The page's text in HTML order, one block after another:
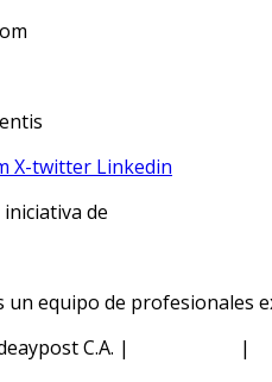
X-twitter Linkedin
de
un equipo de profesionales
C.A. |
|